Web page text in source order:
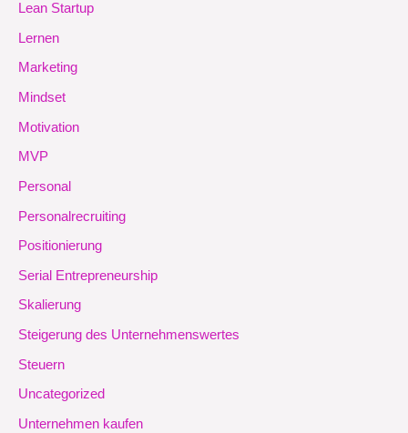
Lean Startup
Lernen
Marketing
Mindset
Motivation
MVP
Personal
Personalrecruiting
Positionierung
Serial Entrepreneurship
Skalierung
Steigerung des Unternehmenswertes
Steuern
Uncategorized
Unternehmen kaufen